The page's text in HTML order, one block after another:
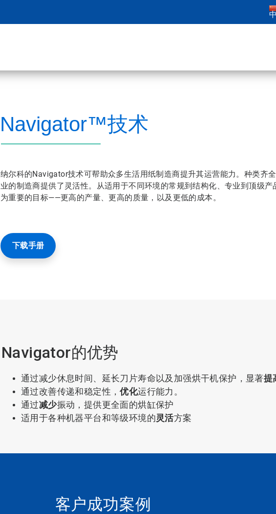
Navigator™技术
纳尔科的Navigator技术可帮助众多生活用纸制造商提升其运营能力。种类齐
业的制造商提供了灵活性。从适用于不同环境的常规到结构化、专业到顶级
为重要的目标——更高的产量、更高的质量，以及更低的成本。
下载手册
Navigator的优势
通过减少休息时间、延长刀片寿命以及加强烘干机保护，显著提
通过改善传递和稳定性，优化运行能力。
通过减少振动，提供更全面的烘缸保护
适用于各种机器平台和等级环境的灵活方案
客户成功案例